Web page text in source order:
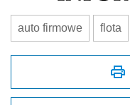
auto firmowe flota